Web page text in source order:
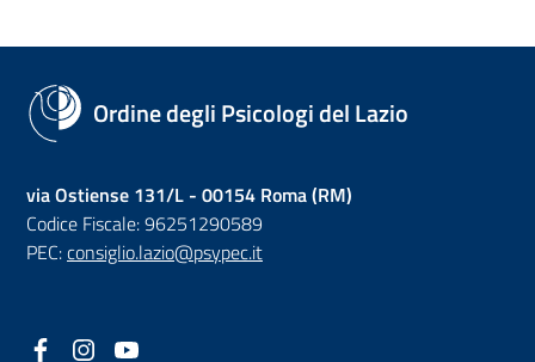
Ordine degli Psicologi del Lazio
via Ostiense 131/L - 00154 Roma (RM)
Codice Fiscale: 96251290589
PEC:consiglio.lazio@psypec.it
Facebook
(nuova scheda - new tab)
Instagram
(nuova scheda - new tab)